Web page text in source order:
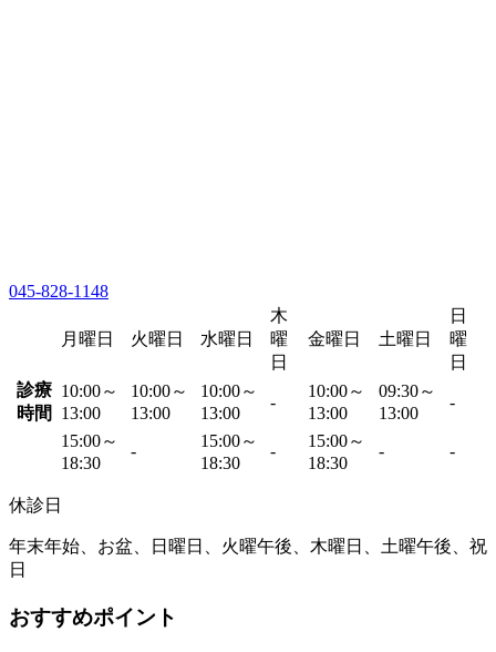
045-828-1148
月曜日 火曜日 水曜日
木
曜
日
金曜日 土曜日
日
曜
日
診療
時間
10:00～
13:00
10:00～
13:00
10:00～
13:00
-
10:00～
13:00
09:30～
13:00
-
15:00～
18:30
-
15:00～
18:30
-
15:00～
18:30
- -
休診日
年末年始、お盆、日曜日、火曜午後、木曜日、土曜午後、祝
日
おすすめポイント